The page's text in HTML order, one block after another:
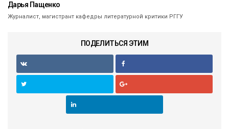
Дарья Пащенко
Журналист, магистрант кафедры литературной критики РГГУ
ПОДЕЛИТЬСЯ ЭТИМ